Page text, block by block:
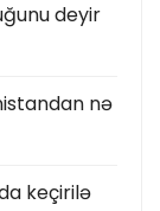
deyir
nə
keçirilə